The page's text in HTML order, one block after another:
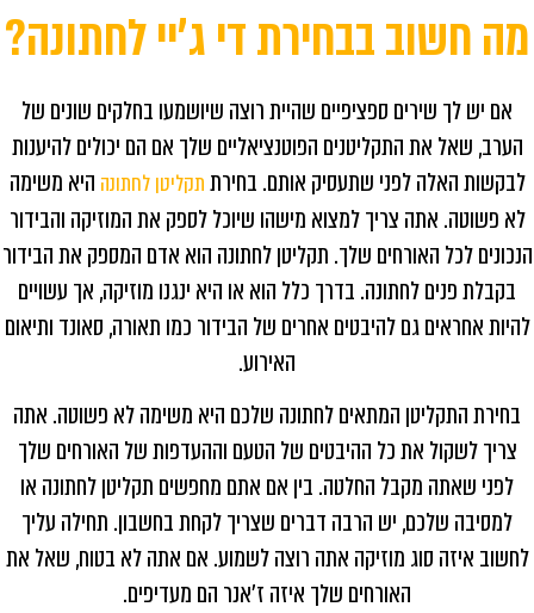
מה חשוב בבחירת די ג׳יי לחתונה?
אם יש לך שירים ספציפיים שהיית רוצה שיושמעו בחלקים שונים של
הערב, שאל את התקליטנים הפוטנציאליים שלך אם הם יכולים להיענות
לבקשות האלה לפני שתעסיק אותם. בחירתתקליטן לחתונההיא משימה
לא פשוטה. אתה צריך למצוא מישהו שיוכל לספק את המוזיקה והבידור
הנכונים לכל האורחים שלך. תקליטן לחתונה הוא אדם המספק את הבידור
בקבלת פנים לחתונה. בדרך כלל הוא או היא ינגנו מוזיקה, אך עשויים
להיות אחראים גם להיבטים אחרים של הבידור כמו תאורה, סאונד ותיאום
האירוע.
בחירת התקליטן המתאים לחתונה שלכם היא משימה לא פשוטה. אתה
צריך לשקול את כל ההיבטים של הטעם וההעדפות של האורחים שלך
לפני שאתה מקבל החלטה. בין אם אתם מחפשים תקליטן לחתונה או
למסיבה שלכם, יש הרבה דברים שצריך לקחת בחשבון. תחילה עליך
לחשוב איזה סוג מוזיקה אתה רוצה לשמוע. אם אתה לא בטוח, שאל את
האורחים שלך איזה ז'אנר הם מעדיפים.